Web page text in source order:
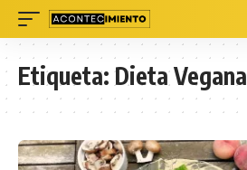
Etiqueta:Dieta Vegana